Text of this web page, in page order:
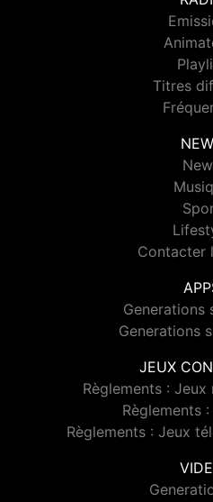
Titres
Contacter
Generations
Generations
JEUX
Règlements :
Règlements
Règlements : Jeux